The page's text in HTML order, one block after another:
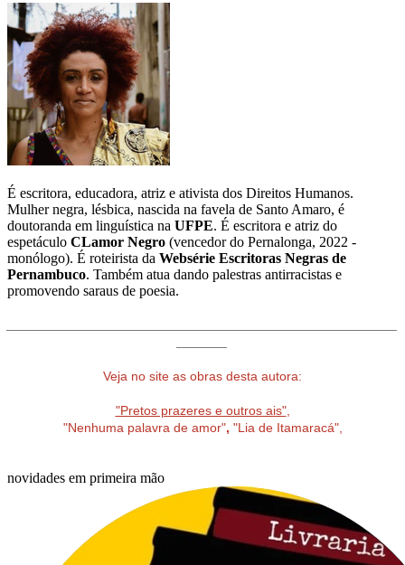
É escritora, educadora, atriz e ativista dos Direitos Humanos.
Mulher negra, lésbica, nascida na favela de Santo Amaro, é
doutoranda em linguística na UFPE. É escritora e atriz do
espetáculo CLamor Negro (vencedor do Pernalonga, 2022 -
monólogo). É roteirista da Websérie Escritoras Negras de
Pernambuco. Também atua dando palestras antirracistas e
promovendo saraus de poesia.
Veja no site as obras desta autora:
"Pretos prazeres e outros ais",
"Nenhuma palavra de amor", "Lia de Itamaracá",
novidades em primeira mão